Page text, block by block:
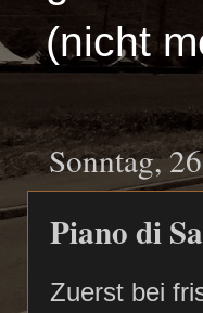
(nicht
Sonntag,
Piano di
Zuerst bei